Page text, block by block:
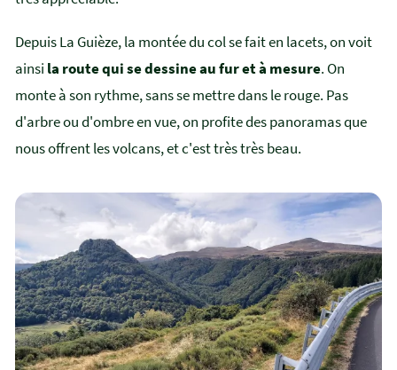
Depuis La Guièze, la montée du col se fait en lacets, on voit
ainsi la route qui se dessine au fur et à mesure. On
monte à son rythme, sans se mettre dans le rouge. Pas
d'arbre ou d'ombre en vue, on profite des panoramas que
nous offrent les volcans, et c'est très très beau.